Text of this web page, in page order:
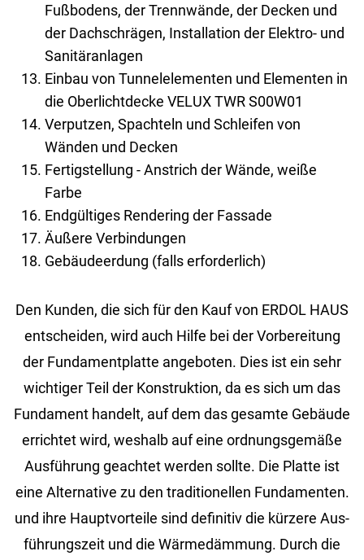
Fußbodens, der Trennwände, der Decken und
der Dachschrägen, Installation der Elektro- und
Sanitäranlagen
Einbau von Tunnelelementen und Elementen in
die Oberlichtdecke VELUX TWR S00W01
Verputzen, Spachteln und Schleifen von
Wänden und Decken
Fertigstellung - Anstrich der Wände, weiße
Farbe
Endgültiges Rendering der Fassade
Äußere Verbindungen
Gebäudeerdung (falls erforderlich)
Den Kun­den, die sich für den Kauf von ERDOL HAUS
ent­schei­den, wird auch Hilfe bei der Vor­be­rei­tung
der Fun­da­ment­plat­te an­ge­bo­ten. Dies ist ein sehr
wich­ti­ger Teil der Kon­struk­ti­on, da es sich um das
Fun­da­ment han­delt, auf dem das ge­sam­te Ge­bäu­de
er­rich­tet wird, wes­halb auf eine ord­nungs­ge­mä­ße
Aus­füh­rung ge­ach­tet wer­den soll­te. Die Plat­te ist
eine Al­ter­na­ti­ve zu den tra­di­tio­nel­len Fun­da­men­ten.
und ihre Haupt­vor­tei­le sind de­fi­ni­tiv die kür­ze­re Aus­
füh­rungs­zeit und die Wär­me­däm­mung. Durch die